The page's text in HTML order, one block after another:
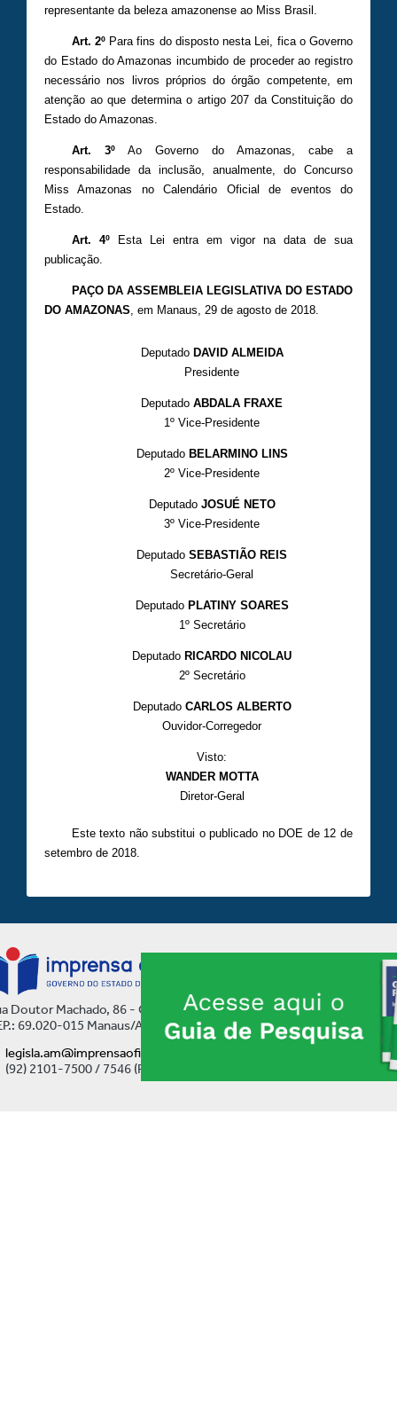
representante da beleza amazonense ao Miss Brasil.
Art. 2ºPara fins do disposto nesta Lei, fica o Governo
do Estado do Amazonas incumbido de proceder ao registro
necessário nos livros próprios do órgão competente, em
atenção ao que determina o artigo 207 da Constituição do
Estado do Amazonas.
Art. 3ºAo Governo do Amazonas, cabe a
responsabilidade da inclusão, anualmente, do Concurso
Miss Amazonas no Calendário Oficial de eventos do
Estado.
Art. 4º
Esta Lei entra em vigor na data de sua
publicação.
PAÇO DA ASSEMBLEIA LEGISLATIVA DO ESTADO
DO AMAZONAS , em Manaus, 29 de agosto de 2018.
DeputadoDAVID ALMEIDA
Presidente
Deputado ABDALA FRAXE
1º Vice-Presidente
DeputadoBELARMINO LINS
2º Vice-Presidente
DeputadoJOSUÉ NETO
3º Vice-Presidente
Deputado SEBASTIÃO REIS
Secretário-Geral
DeputadoPLATINY SOARES
1º Secretário
Deputado RICARDO NICOLAU
2º Secretário
DeputadoCARLOS ALBERTO
Ouvidor-Corregedor
Visto:
WANDER MOTTA
Diretor-Geral
Este texto não substitui o publicado no DOE de 12 de
setembro de 2018.
Doutor Machado, 86 - Centro
69.020-015 Manaus/AM
legisla.am@imprensaoficial.am.gov.br
(92) 2101-7500 / 7546 (Ramal)